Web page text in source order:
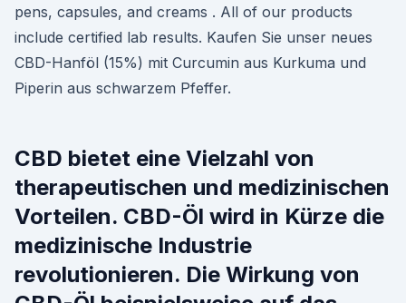
pens, capsules, and creams . All of our products
include certified lab results. Kaufen Sie unser neues
CBD-Hanföl (15%) mit Curcumin aus Kurkuma und
Piperin aus schwarzem Pfeffer.
CBD bietet eine Vielzahl von
therapeutischen und medizinischen
Vorteilen. CBD-Öl wird in Kürze die
medizinische Industrie
revolutionieren. Die Wirkung von